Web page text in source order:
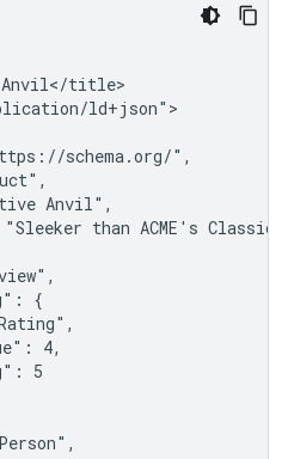
title>
ld+json">
schema.org/",
Anvil",
than ACME's Classic
{
4,
5